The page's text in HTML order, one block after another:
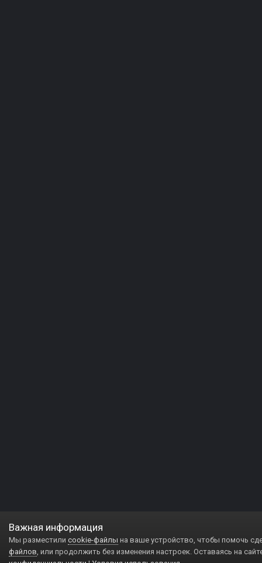
Важная информация
Мы разместили cookie-файлы на ваше устройство, чтобы помочь
файлов, или продолжить без изменения настроек. Оставаясь на